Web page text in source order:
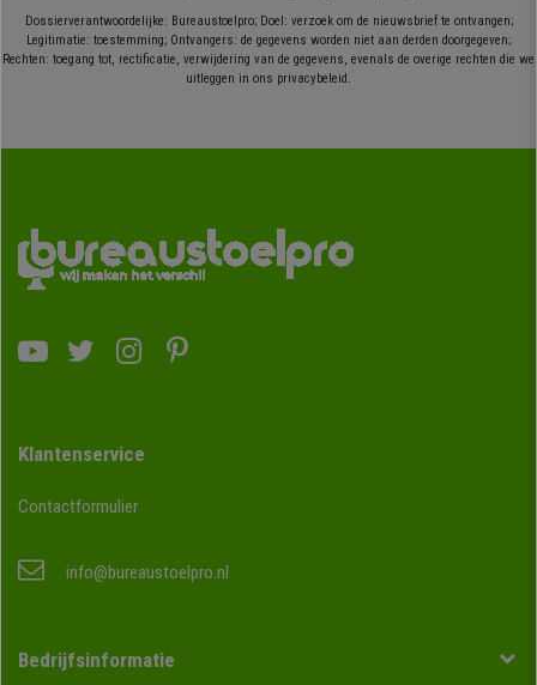
Dossierverantwoordelijke: Bureaustoelpro; Doel: verzoek om de nieuwsbrief te ontvangen;
Legitimatie: toestemming; Ontvangers: de gegevens worden niet aan derden doorgegeven;
Rechten: toegang tot, rectificatie, verwijdering van de gegevens, evenals de overige rechten die we
uitleggen in ons privacybeleid.
Klantenservice
Contactformulier
info@bureaustoelpro.nl
Bedrijfsinformatie